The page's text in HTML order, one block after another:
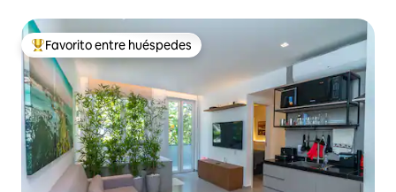
Favorito entre huéspedes preferido
Favorito entre huéspedes